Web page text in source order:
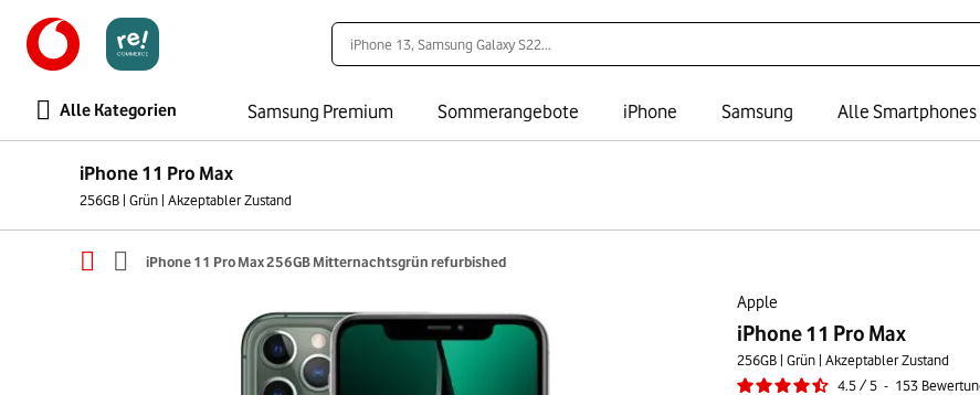
Alle Kategorien Samsung Premium Sommerangebote iPhone Samsung Alle Smartphones
iPhone 11 Pro Max
256GB | Grün | Akzeptabler Zustand
iPhone 11 Pro Max 256GB Mitternachtsgrün refurbished
Apple
iPhone 11 Pro Max
256GB | Grün | Akzeptabler Zustand
4.5 / 5 - 153